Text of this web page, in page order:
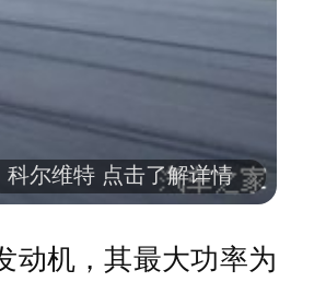
科尔维特 点击了解详情
动机，其最大功率为